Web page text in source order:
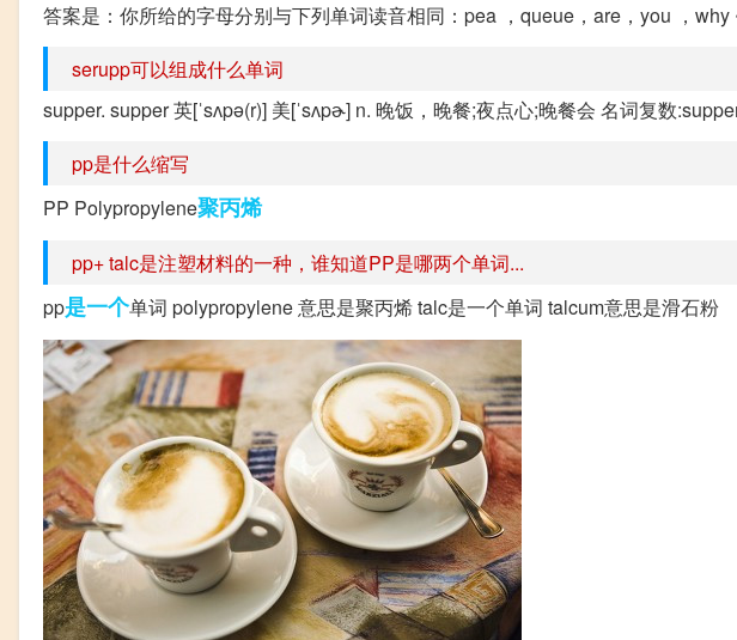
答案是：你所给的字母分别与下列单词读音相同：pea ，queue，are，you ，
serupp可以组成什么单词
supper. supper 英[ˈsʌpə(r)] 美[ˈsʌpɚ] n. 晚饭，晚餐;夜点心;晚餐会 名词复数
pp是什么缩写
PP Polypropylene聚丙烯
pp+ talc是注塑材料的一种，谁知道PP是哪两个单词...
pp是一个单词 polypropylene 意思是聚丙烯 talc是一个单词 talcum意思是滑石粉